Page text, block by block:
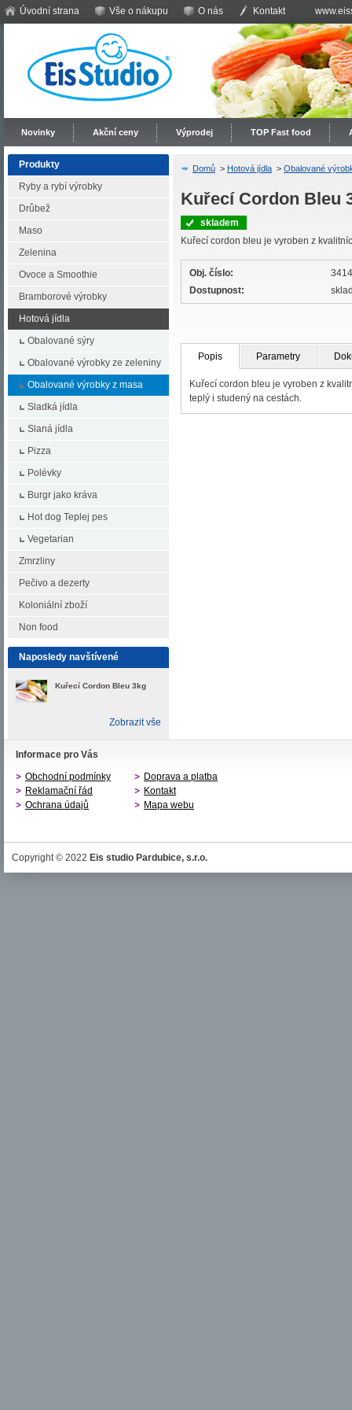
Úvodní strana Vše o nákupu O nás Kontakt
Novinky Akční ceny Výprodej TOP Fast food
Produkty
Ryby a rybí výrobky
Drůbež
Maso
Zelenina
Ovoce a Smoothie
Bramborové výrobky
Hotová jídla
Obalované sýry
Obalované výrobky ze zeleniny
Obalované výrobky z masa
Sladká jídla
Slaná jídla
Pizza
Polévky
Burgr jako kráva
Hot dog Teplej pes
Vegetarian
Zmrzliny
Pečivo a dezerty
Koloniální zboží
Non food
Naposledy navštívené
Kuřecí Cordon Bleu 3kg
Zobrazit vše
Domů > Hotová jídla > Obalované
Kuřecí Cordon Bleu
skladem
Kuřecí cordon bleu je vyroben z
Obj. číslo:
Dostupnost:
Popis Parametry
Kuřecí cordon bleu je vyroben z
teplý i studený na cestách.
Informace pro Vás
Obchodní podmínky
Reklamační řád
Ochrana údajů
Doprava a platba
Kontakt
Mapa webu
Copyright © 2022 Eis studio Pardubice, s.r.o.